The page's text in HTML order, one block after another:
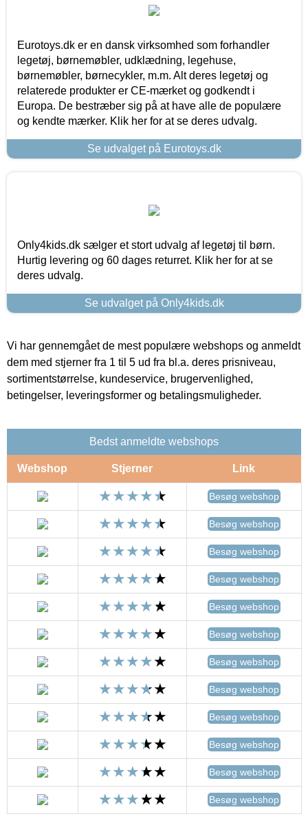
Eurotoys.dk er en dansk virksomhed som forhandler
legetøj, børnemøbler, udklædning, legehuse,
børnemøbler, børnecykler, m.m. Alt deres legetøj og
relaterede produkter er CE-mærket og godkendt i
Europa. De bestræber sig på at have alle de populære
og kendte mærker. Klik her for at se deres udvalg.
Se udvalget på Eurotoys.dk
Only4kids.dk sælger et stort udvalg af legetøj til børn.
Hurtig levering og 60 dages returret. Klik her for at se
deres udvalg.
Se udvalget på Only4kids.dk
Vi har gennemgået de mest populære webshops og anmeldt
dem med stjerner fra 1 til 5 ud fra bl.a. deres prisniveau,
sortimentstørrelse, kundeservice, brugervenlighed,
betingelser, leveringsformer og betalingsmuligheder.
Bedst anmeldte webshops
Webshop Stjerner Link
Besøg webshop
Besøg webshop
Besøg webshop
Besøg webshop
Besøg webshop
Besøg webshop
Besøg webshop
Besøg webshop
Besøg webshop
Besøg webshop
Besøg webshop
Besøg webshop